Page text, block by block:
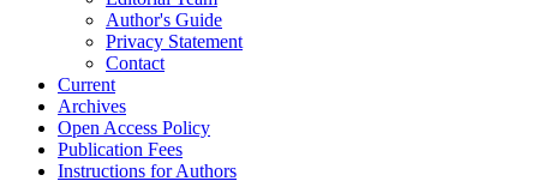
Author's Guide
Privacy Statement
Contact
Current
Archives
Open Access Policy
Publication Fees
Instructions for Authors